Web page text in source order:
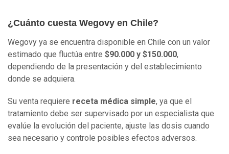
¿Cuánto cuesta Wegovy en Chile?
Wegovy ya se encuentra disponible en Chile con un valor
estimado que fluctúa entre $90.000 y $150.000,
dependiendo de la presentación y del establecimiento
donde se adquiera.
Su venta requiere receta médica simple, ya que el
tratamiento debe ser supervisado por un especialista que
evalúe la evolución del paciente, ajuste las dosis cuando
sea necesario y controle posibles efectos adversos.